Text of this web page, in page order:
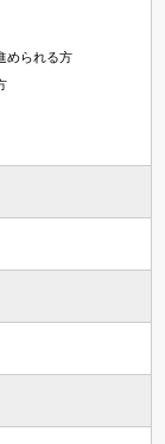
められる方